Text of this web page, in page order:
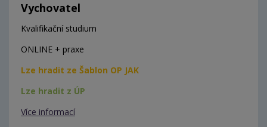
Vychovatel
Kvalifikační studium
ONLINE + praxe
Lze hradit ze Šablon OP JAK
Lze hradit z ÚP
Více informací